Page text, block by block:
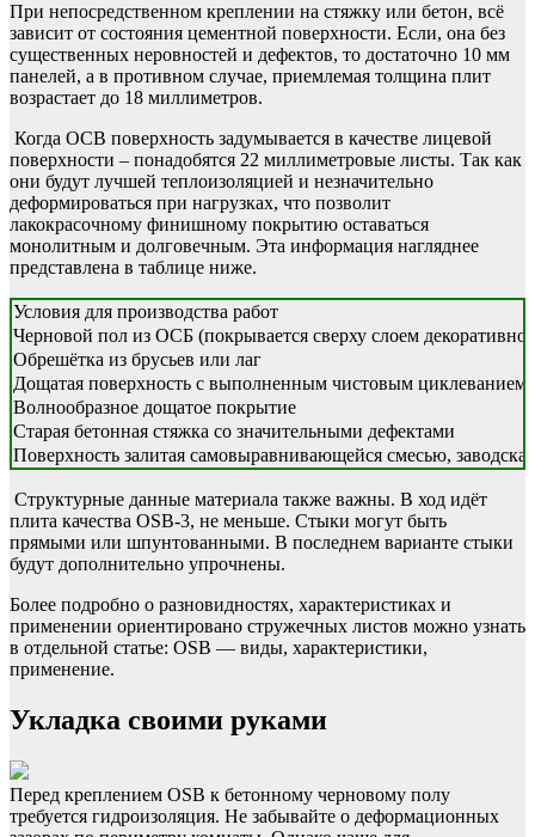
При непосредственном креплении на стяжку или бетон, всё
зависит от состояния цементной поверхности. Если, она без
существенных неровностей и дефектов, то достаточно 10 мм
панелей, а в противном случае, приемлемая толщина плит
возрастает до 18 миллиметров.
Когда ОСВ поверхность задумывается в качестве лицевой
поверхности – понадобятся 22 миллиметровые листы. Так как
они будут лучшей теплоизоляцией и незначительно
деформироваться при нагрузках, что позволит
лакокрасочному финишному покрытию оставаться
монолитным и долговечным. Эта информация нагляднее
представлена в таблице ниже.
Условия для производства работ
Черновой пол из ОСБ (покрывается сверху слоем
Обрешётка из брусьев или лаг
Дощатая поверхность с выполненным чистовым циклеванием
Волнообразное дощатое покрытие
Старая бетонная стяжка со значительными дефектами
Поверхность залитая самовыравнивающейся смесью,
Структурные данные материала также важны. В ход идёт
плита качества OSB-3, не меньше. Стыки могут быть
прямыми или шпунтованными. В последнем варианте стыки
будут дополнительно упрочнены.
Более подробно о разновидностях, характеристиках и
применении ориентировано стружечных листов можно узнать
в отдельной статье: OSB — виды, характеристики,
применение.
Укладка своими руками
Перед креплением OSB к бетонному черновому полу
требуется гидроизоляция. Не забывайте о деформационных